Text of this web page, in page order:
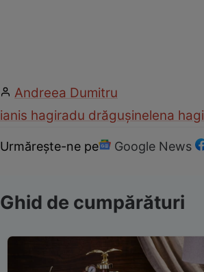
Andreea Dumitru
ianis hagiradu drăgușinelena hagi
Urmărește-ne pe Google News
Ghid de cumpărături